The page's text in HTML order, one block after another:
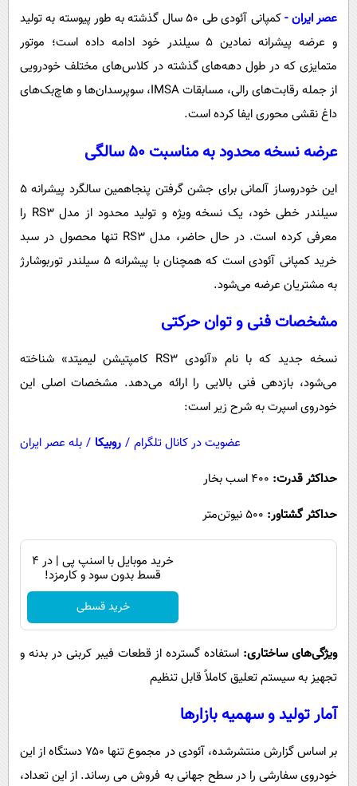
فناوری
گوناگون
حوادث
سلامت
فرهنگی
بین الملل
اجتماعی
روانشناسی
آشپزی
دانلود
عصر ایران -
کمپانی آئودی طی ۵۰ سال گذشته به طور پیوسته به تولید
و عرضه پیشرانه نمادین ۵ سیلندر خود ادامه داده است؛ موتور
متمایزی که در طول دهه‌های گذشته در کلاس‌های مختلف خودرویی
از جمله رقابت‌های رالی، مسابقات IMSA، سوپر‌سدان‌ها و هاچ‌بک‌های
داغ نقشی محوری ایفا کرده است.
عرضه نسخه محدود به مناسبت ۵۰ سالگی
این خودروساز آلمانی برای جشن گرفتن پنجاهمین سالگرد پیشرانه ۵
سیلندر خطی خود، یک نسخه ویژه و تولید محدود از مدل RS3 را
معرفی کرده است. در حال حاضر، مدل RS3 تنها محصول در سبد
خرید کمپانی آئودی است که همچنان با پیشرانه ۵ سیلندر توربوشارژ
به مشتریان عرضه می‌شود.
مشخصات فنی و توان حرکتی
نسخه جدید که با نام «آئودی RS3 کامپتیشن لیمیتد» شناخته
می‌شود، بازدهی فنی بالایی را ارائه می‌دهد. مشخصات اصلی این
خودروی اسپرت به شرح زیر است:
عضویت در کانال تلگرام / روبیکا / بله عصر ایران
حداکثر قدرت:
حداکثر گشتاور:
خرید موبایل با اسنپ پی | در ۴
قسط بدون سود و کارمزد!
خرید قسطی
ویژگی‌های ساختاری: استفاده گسترده از قطعات فیبر کربنی در بدنه و
تجهیز به سیستم تعلیق کاملاً قابل تنظیم
آمار تولید و سهمیه بازارها
بر اساس گزارش منتشرشده، آئودی در مجموع تنها ۷۵۰ دستگاه از این
خودروی سفارشی را در سطح جهانی به فروش می رساند. از این تعداد،